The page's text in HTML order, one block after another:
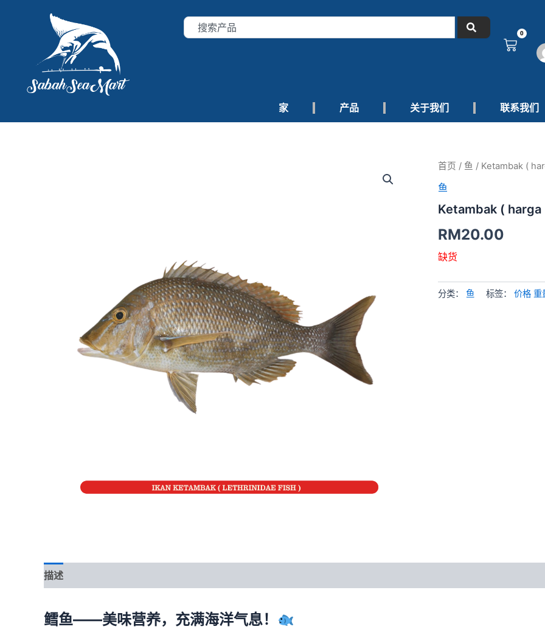
搜
索
0
购
家 产品 关于我们 联系我们
首页 / 鱼 / Ketambak (
鱼
Ketambak (
RM20.00
缺货
分类： 鱼 标签： 价格 重
描述
鳕鱼——美味营养，充满海洋气息！